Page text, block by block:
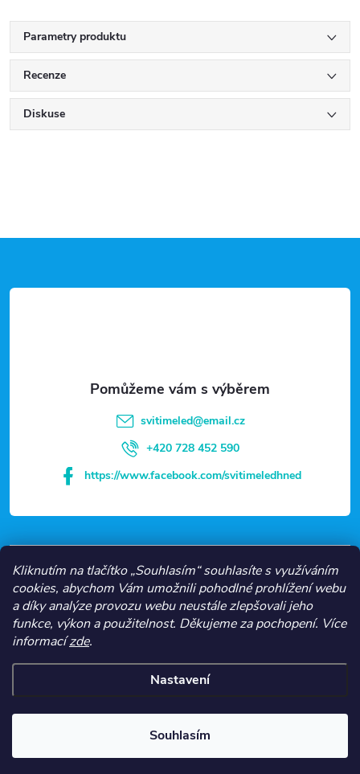
Kliknutím na tlačítko „Souhlasím“ souhlasíte s využíváním
cookies, abychom Vám umožnili pohodlné prohlížení webu
a díky analýze provozu webu neustále zlepšovali jeho
funkce, výkon a použitelnost. Děkujeme za pochopení. Více
informacízde.
Nastavení
Souhlasím
Parametry produktu
Recenze
Diskuse
á
VŠE O NÁKUPU
NEJČASTĚJŠÍ KATEGORIE
svitimeled@email.cz
+420 728 452 590
https://www.facebook.com/svitimeledhned
Copyright 2026Svítíme LED. Všechna práva vyhrazena.